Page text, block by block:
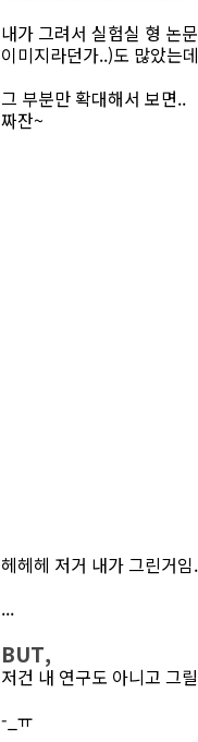
내가 그려서 실험실 형 논
이미지라던가..)도 많았는
그 부분만 확대해서 보면..
짜잔~
헤헤헤 저거 내가 그린거임
...
BUT,
저건 내 연구도 아니고 그
-_ㅠ